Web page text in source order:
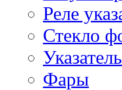
Реле
Стекло
Фары